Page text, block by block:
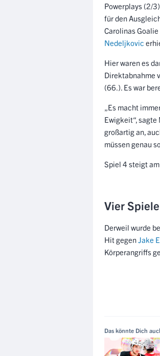
Powerplays (2/
für den
Carolinas Goalie
Nedeljkovic
Hier waren es
Direktabnahme
(66.). Es war
„Es macht
Ewigkeit“,
großartig an,
müssen genau
Spiel 4 steigt
Vier
Derweil wurde
Hit gegenJake
Körperangriffs
Das könnte Dich